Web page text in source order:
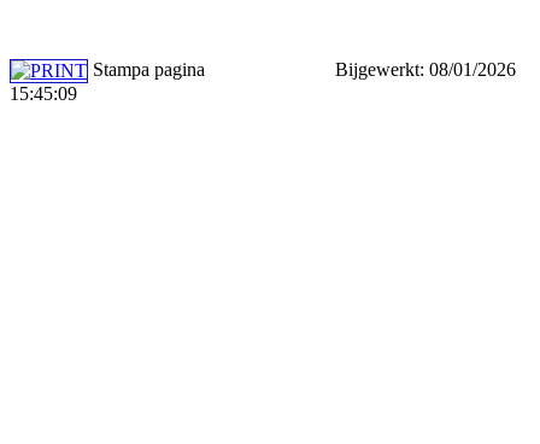
Stampa pagina Bijgewerkt: 08/01/2026
15:45:09